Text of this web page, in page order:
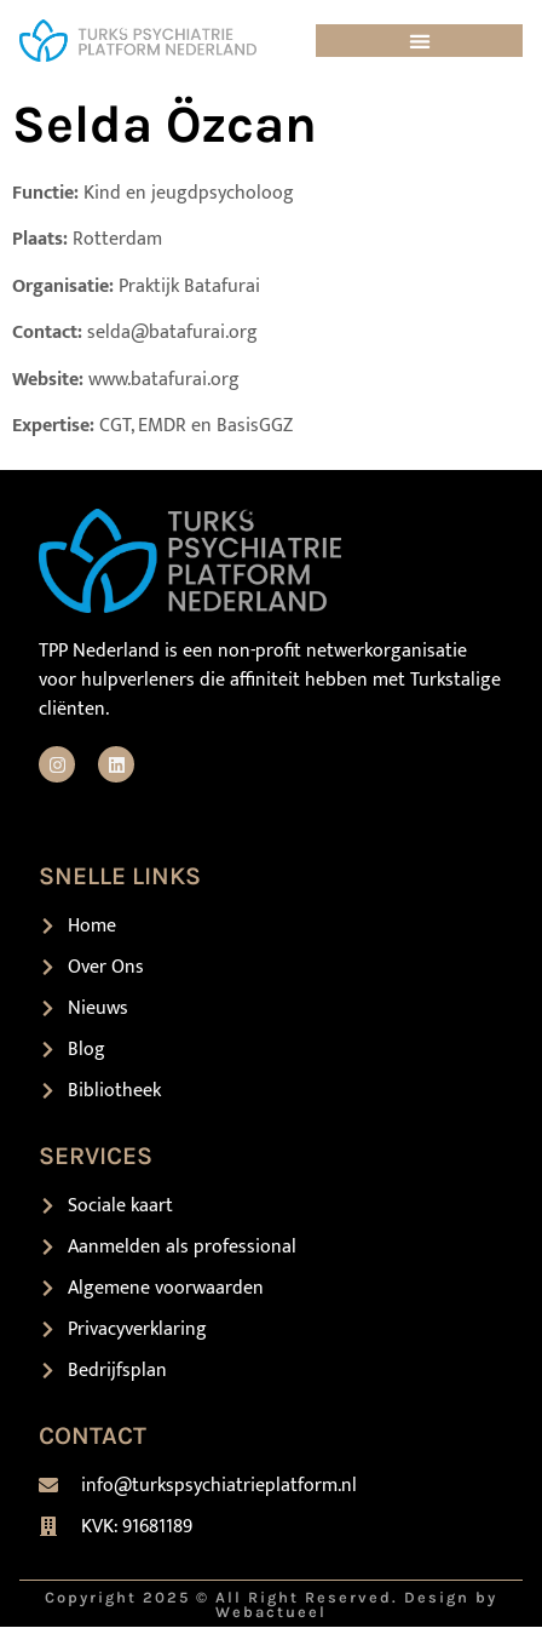
Selda Özcan
Functie:Kind en jeugdpsycholoog
Plaats:Rotterdam
Organisatie:Praktijk Batafurai
Contact:selda@batafurai.org
Website:www.batafurai.org
Expertise:CGT, EMDR en BasisGGZ
TPP Nederland is een non-profit netwerkorganisatie
voor hulpverleners die affiniteit hebben met Turkstalige
cliënten.
SNELLE LINKS
Home
Over Ons
Nieuws
Blog
Bibliotheek
SERVICES
Sociale kaart
Aanmelden als professional
Algemene voorwaarden
Privacyverklaring
Bedrijfsplan
CONTACT
info@turkspsychiatrieplatform.nl
KVK: 91681189
Copyright 2025 © All Right Reserved. Design by
Webactueel